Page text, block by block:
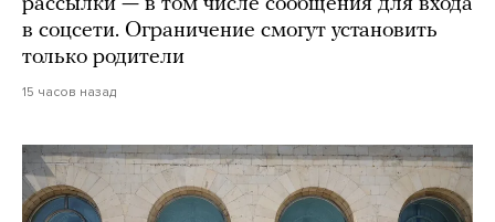
рассылки — в том числе сообщения для входа
в соцсети. Ограничение смогут установить
только родители
15 часов назад